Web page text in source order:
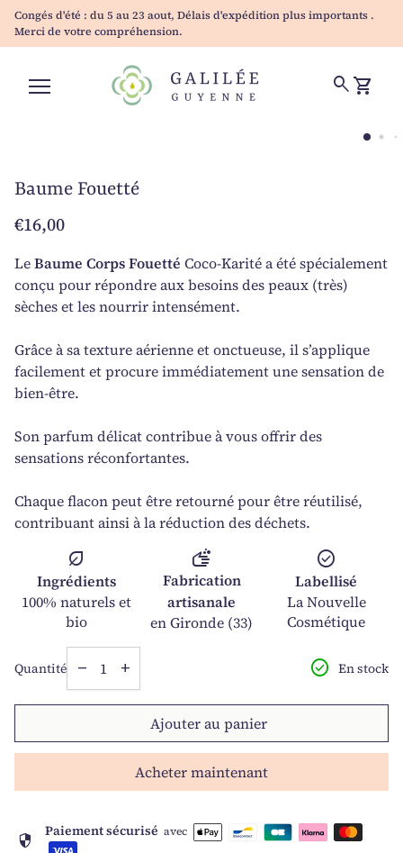
Skip to content
Congés d'été : du 5 au 23 aout, Délais d'expédition plus importants .
Merci de votre compréhension.
Navigation mobile
Accueil
search Voir
shopping_cart
Baume Fouetté
Prix normal
€16,00
LeBaume Corps Fouetté Coco-Karitéa été spécialement
conçu pour répondre aux besoins des peaux (très)
sèches et les nourrir intensément.
Grâce à sa texture aérienne et onctueuse, il s’applique
facilement et procure immédiatement une sensation de
bien-être.
Son parfum délicat contribue à vous offrir des
sensations réconfortantes.
Chaque flacon peut être retourné pour être réutilisé,
contribuant ainsi à la réduction des déchets.
nest_eco_leaf
Ingrédients
100% naturels et
bio
soap
Fabrication
artisanale
en Gironde (33)
check_circle
Labellisé
La Nouvelle
Cosmétique
Quantité remove add check_circle En stock
Ajouter au panier
Acheter maintenant
security Paiement sécurisé avec